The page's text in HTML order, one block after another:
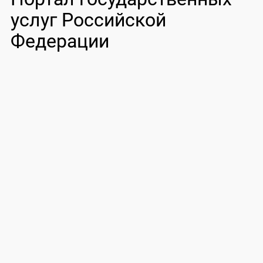
услуг Российской
Федерации